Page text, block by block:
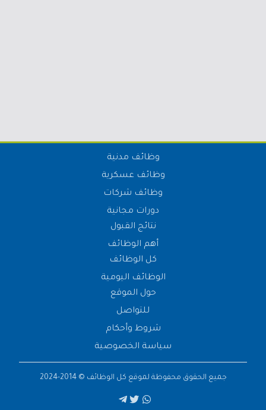
وظائف مدنية
وظائف عسكرية
وظائف شركات
دورات مجانية
نتائج القبول
أهم الوظائف
كل الوظائف
الوظائف اليومية
حول الموقع
للتواصل
شروط وأحكام
سياسة الخصوصية
جميع الحقوق محفوظة لموقع كل الوظائف © 2014-2024